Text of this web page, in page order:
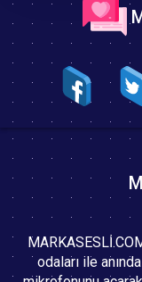
odaları ile